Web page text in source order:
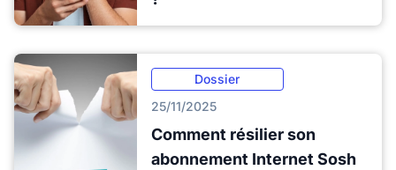
Dossier
25/11/2025
Comment résilier son
abonnement Internet Sosh